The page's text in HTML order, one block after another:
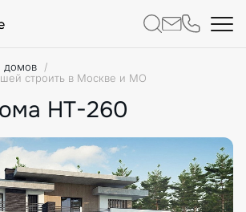
домов
строить в Москве и МО
HT-260